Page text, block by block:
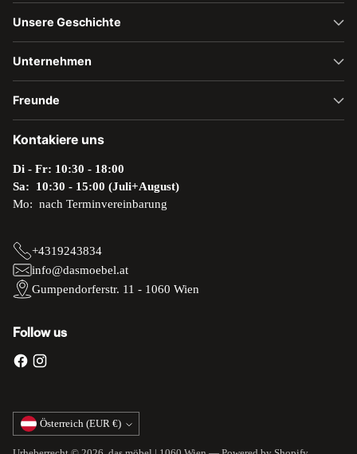
Unsere Geschichte
Unternehmen
Freunde
Kontakiere uns
Di - Fr: 10:30 - 18:00
Sa: 10:30 - 15:00 (Juli+August)
Mo: nach Terminvereinbarung
+4319243834
info@dasmoebel.at
Gumpendorferstr. 11 - 1060 Wien
Follow us
Währung Österreich (EUR €)